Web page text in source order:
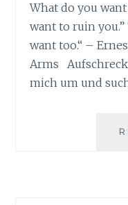
What do you want
want to ruin you.”
want too.“ –
Arms
mich um und